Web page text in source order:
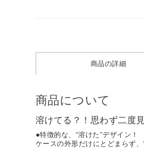
商品の詳細
商品について
溶けてる？！思わず二度
●特徴的な、“溶けた”デザイン！
ケースの外形だけにとどまらず